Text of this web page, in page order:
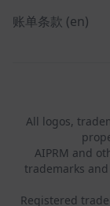
账单条款 (en)
All logos,
AIPRM and
trademarks
Registered